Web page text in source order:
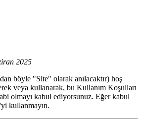
2025
böyle "Site" olarak anılacaktır) hoş
veya kullanarak, bu Kullanım Koşulları
olmayı kabul ediyorsunuz. Eğer kabul
kullanmayın.